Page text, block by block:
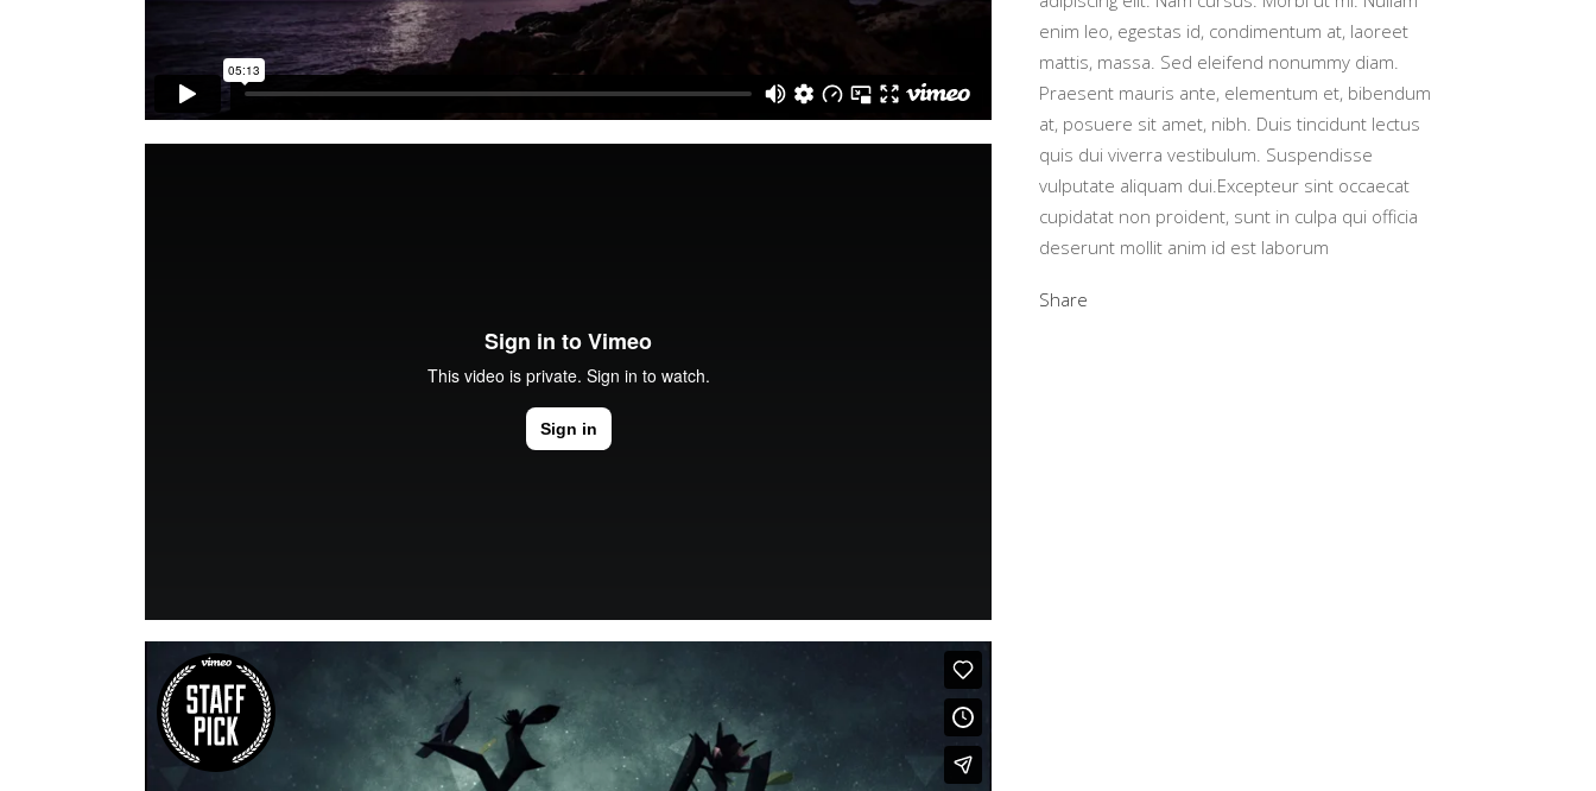
enim leo, egestas id, condimentum at, laoreet
mattis, massa. Sed eleifend nonummy diam.
Praesent mauris ante, elementum et, bibendum
at, posuere sit amet, nibh. Duis tincidunt lectus
quis dui viverra vestibulum. Suspendisse
vulputate aliquam dui.Excepteur sint occaecat
cupidatat non proident, sunt in culpa qui officia
deserunt mollit anim id est laborum
Share